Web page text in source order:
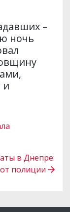
–
ночь
и
в Днепре:
полиции